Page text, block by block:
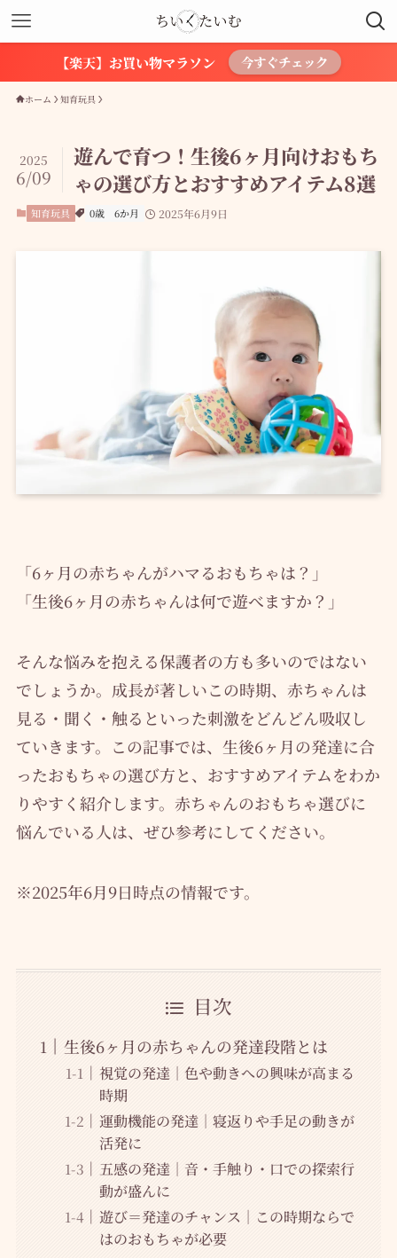
【楽天】お買い物マラソン 今すぐチェック
ホーム 知育玩具
遊んで育つ！生後6ヶ月向けおもち
ゃの選び方とおすすめアイテム8選
2025
6/09
知育玩具 0歳 6か月 2025年6月9日
「6ヶ月の赤ちゃんがハマるおもちゃは？」
「生後6ヶ月の赤ちゃんは何で遊べますか？」
そんな悩みを抱える保護者の方も多いのではない
でしょうか。成長が著しいこの時期、赤ちゃんは
見る・聞く・触るといった刺激をどんどん吸収し
ていきます。この記事では、生後6ヶ月の発達に合
ったおもちゃの選び方と、おすすめアイテムをわか
りやすく紹介します。赤ちゃんのおもちゃ選びに
悩んでいる人は、ぜひ参考にしてください。
※2025年6月9日時点の情報です。
目次
生後6ヶ月の赤ちゃんの発達段階とは
視覚の発達｜色や動きへの興味が高まる
時期
運動機能の発達｜寝返りや手足の動きが
活発に
五感の発達｜音・手触り・口での探索行
動が盛んに
遊び＝発達のチャンス｜この時期ならで
はのおもちゃが必要